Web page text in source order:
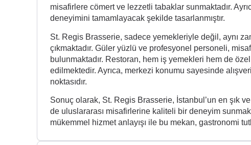
misafirlere cömert ve lezzetli tabaklar sunmaktadır.
deneyimini tamamlayacak şekilde tasarlanmıştır.
St. Regis Brasserie, sadece yemekleriyle değil, aynı
çıkmaktadır. Güler yüzlü ve profesyonel personeli,
bulunmaktadır. Restoran, hem iş yemekleri hem de
edilmektedir. Ayrıca, merkezi konumu sayesinde
noktasıdır.
Sonuç olarak, St. Regis Brasserie, İstanbul’un en şık
de uluslararası misafirlerine kaliteli bir deneyim
mükemmel hizmet anlayışı ile bu mekan, gastronomi